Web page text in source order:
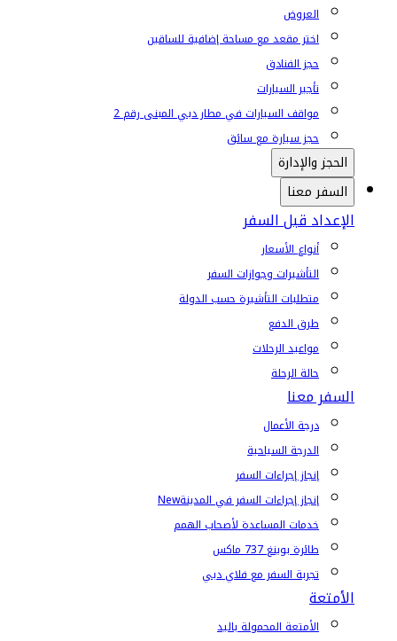
العروض
اختر مقعد مع مساحة إضافية للساقين
حجز الفنادق
تأجير السيارات
مواقف السيارات في مطار دبي المبنى رقم 2
حجز سيارة مع سائق
الحجز والإدارة
السفر معنا
الإعداد قبل السفر
أنواع الأسعار
التأشيرات وجوازات السفر
متطلبات التأشيرة حسب الدولة
طرق الدفع
مواعيد الرحلات
حالة الرحلة
السفر معنا
درجة الأعمال
الدرجة السياحية
إنجاز إجراءات السفر
إنجاز إجراءات السفر في المدينةNew
خدمات المساعدة لأصحاب الهمم
طائرة بوينغ 737 ماكس
تجربة السفر مع فلاي دبي
الأمتعة
الأمتعة المحمولة باليد